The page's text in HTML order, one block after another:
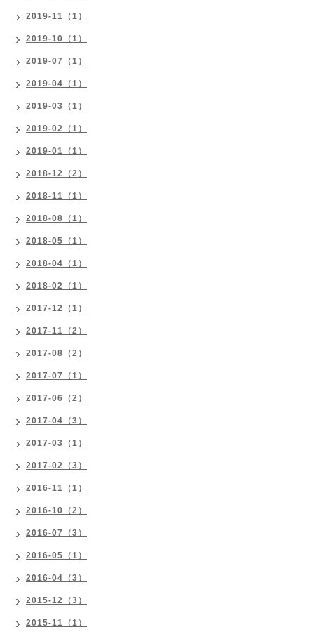
2019-11（1）
2019-10（1）
2019-07（1）
2019-04（1）
2019-03（1）
2019-02（1）
2019-01（1）
2018-12（2）
2018-11（1）
2018-08（1）
2018-05（1）
2018-04（1）
2018-02（1）
2017-12（1）
2017-11（2）
2017-08（2）
2017-07（1）
2017-06（2）
2017-04（3）
2017-03（1）
2017-02（3）
2016-11（1）
2016-10（2）
2016-07（3）
2016-05（1）
2016-04（3）
2015-12（3）
2015-11（1）